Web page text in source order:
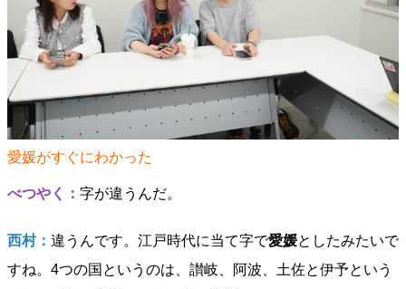
愛媛がすぐにわかった
べつやく： 字が違うんだ。
西村： 違うんです。江戸時代に当て字で愛媛としたみたいで
すね。4つの国というのは、讃岐、阿波、土佐と伊予という